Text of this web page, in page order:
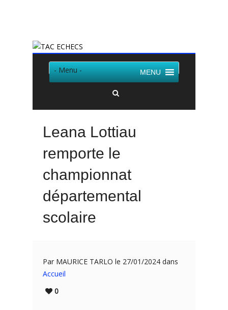
- Menu - MENU
Leana Lottiau
remporte le
championnat
départemental
scolaire
Par MAURICE TARLO le 27/01/2024 dans
Accueil
0